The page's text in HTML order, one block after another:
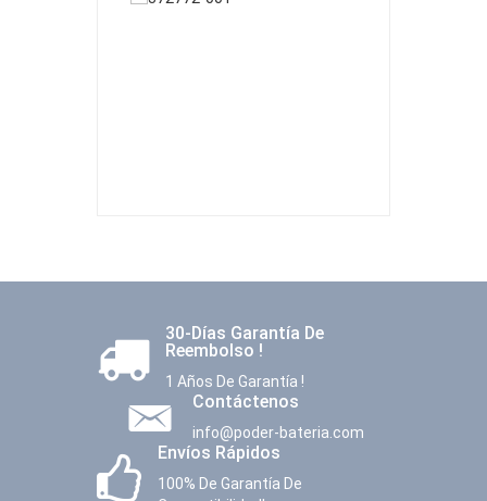
30-Días Garantía De
Reembolso !
1 Años De Garantía !
Contáctenos
info@poder-bateria.com
Envíos Rápidos
100% De Garantía De